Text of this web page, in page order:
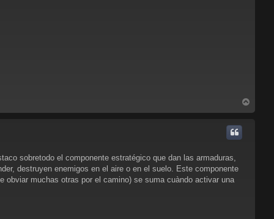
r
sobretodo el componente estratégico que dan las armaduras,
destruyen enemigos en el aire o en el suelo. Este componente
obviar muchas otras por el camino) se suma cuàndo activar una